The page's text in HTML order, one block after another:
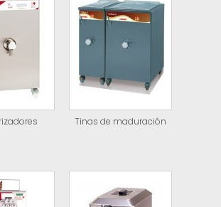
Tinas de maduración